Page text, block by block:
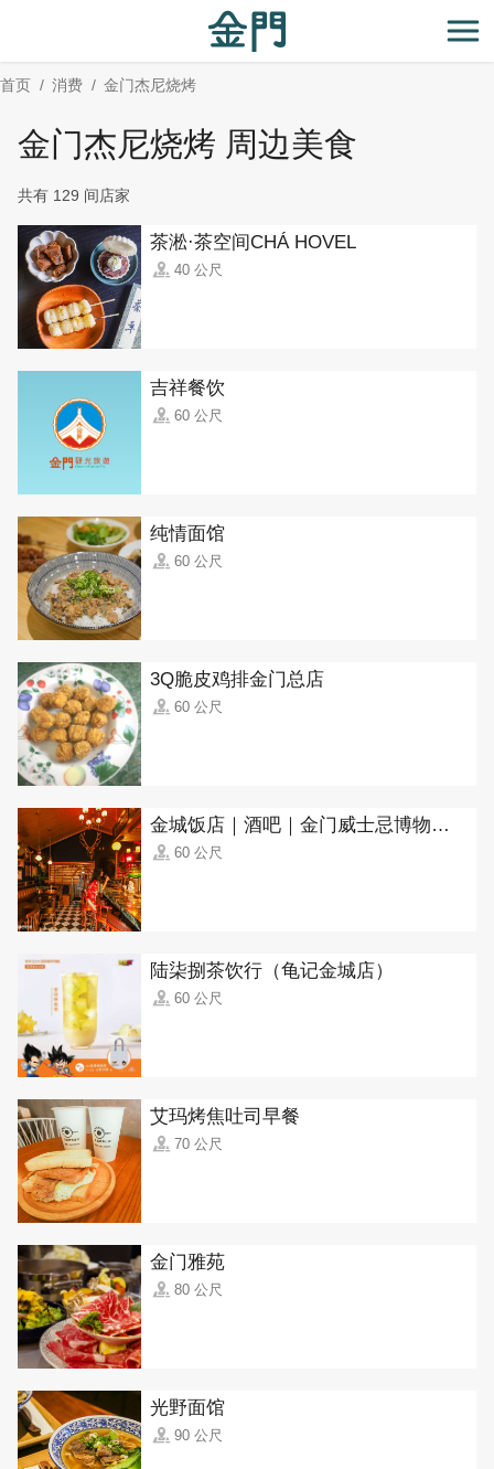
主
要
开
首页 消费 金门杰尼烧烤
金门杰尼烧烤 周边美食
共有 129 间店家
茶淞·茶空间CHÁ HOVEL
40 公尺
吉祥餐饮
60 公尺
纯情面馆
60 公尺
3Q脆皮鸡排金门总店
60 公尺
金城饭店｜酒吧｜金门威士忌博物馆(Jincheng Hotel, Kinmen Whisky Museum)
60 公尺
陆柒捌茶饮行（龟记金城店）
60 公尺
艾玛烤焦吐司早餐
70 公尺
金门雅苑
80 公尺
光野面馆
90 公尺